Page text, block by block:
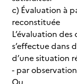
c) Évaluation à
reconstituée
L’évaluation
s’effectue dans
d’une situation
- par